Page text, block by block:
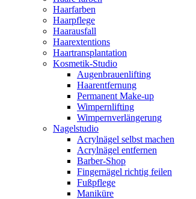
Haarfarben
Haarpflege
Haarausfall
Haarextentions
Haartransplantation
Kosmetik-Studio
Augenbrauenlifting
Haarentfernung
Permanent Make-up
Wimpernlifting
Wimpernverlängerung
Nagelstudio
Acrylnägel selbst machen
Acrylnägel entfernen
Barber-Shop
Fingernägel richtig feilen
Fußpflege
Maniküre